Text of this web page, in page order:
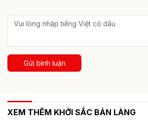
Gửi bình luận
XEM THÊM KHỞI SẮC BẢN LÀNG